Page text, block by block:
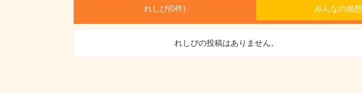
れしぴ(0件) みんなの感
れしぴの投稿はありません。